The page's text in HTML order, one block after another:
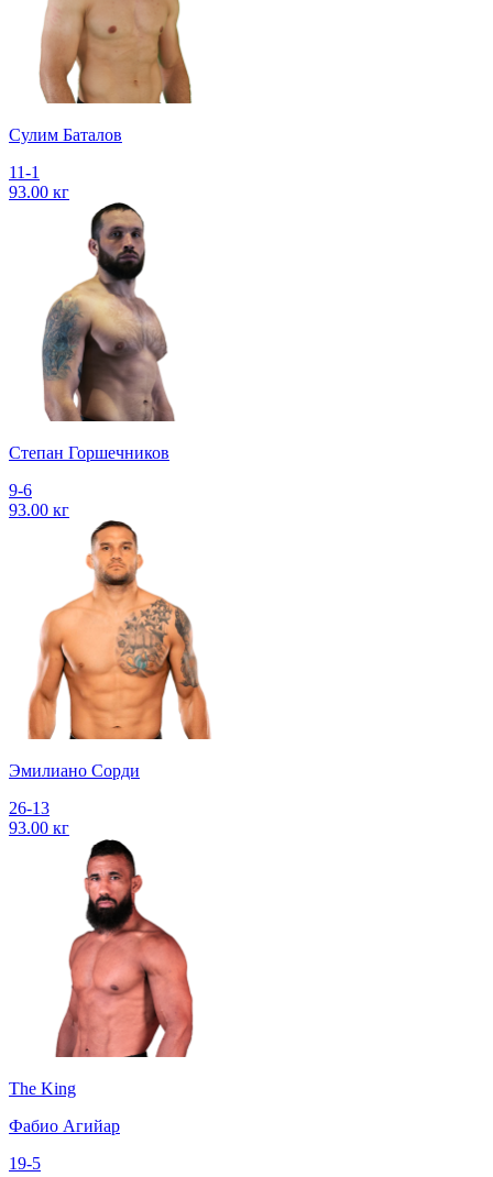
Сулим Баталов
11-1
93.00 кг
Степан Горшечников
9-6
93.00 кг
Эмилиано Сорди
26-13
93.00 кг
The King
Фабио Агийар
19-5